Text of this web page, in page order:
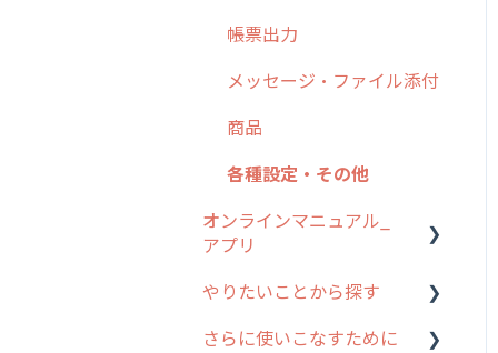
8. 用語集
9. もっと便利に利用する
の使い方
【業界業種別】cyzen設定
方法
帳票出力
メッセージ・ファイル添付
商品
各種設定・その他
オンラインマニュアル_
アプリ
アプリの使い始め
ホーム画面
やりたいことから探す
行動管理
さらに使いこなすために